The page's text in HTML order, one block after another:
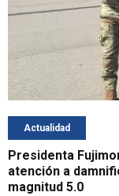
Actualidad
Presidenta
atención a
magnitud 5.0